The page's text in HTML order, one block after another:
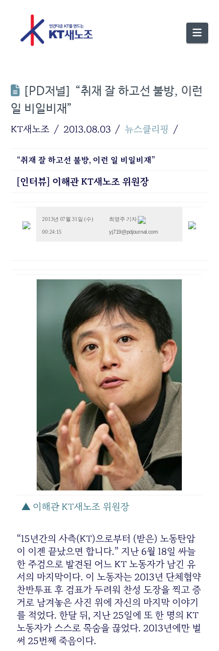
[PD저널] “취재 잘 하고선 불방, 이런
일 비일비재”
KT새노조 2013.08.03 뉴스클리핑
“취재 잘 하고선 불방, 이런 일 비일비재”
[인터뷰] 이해관 KT새노조 위원장
2013년 07월 31일 (수)
00:24:15
최영주 기자
yj719@pdjournal.com
▲ 이해관 KT새노조 위원장
“15년간의 사측(KT)으로부터 (받은) 노동탄압
이 이젠 끝났으면 합니다.” 지난 6월 18일 싸늘
한 주검으로 발견된 어느 KT 노동자가 남긴 유
서의 마지막이다. 이 노동자는 2013년 단체협약
찬반투표 후 검표가 두려워 찬성 도장을 찍고 증
거로 남겨놓은 사진 위에 자신의 마지막 이야기
를 적었다. 한달 뒤, 지난 25일에 또 한 명의 KT
노동자가 스스로 목숨을 끊었다. 2013년에만 벌
써 25번째 죽음이다.